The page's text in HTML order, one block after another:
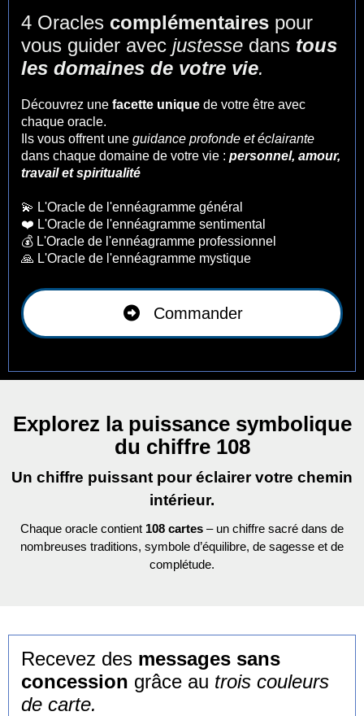
4 Oracles complémentaires pour
vous guider avec justesse dans tous
les domaines de votre vie.
Découvrez une facette unique de votre être avec
chaque oracle.
Ils vous offrent une guidance profonde et éclairante
dans chaque domaine de votre vie : personnel, amour,
travail et spiritualité
💫 L'Oracle de l'ennéagramme général
❤️ L'Oracle de l'ennéagramme sentimental
💰 L'Oracle de l'ennéagramme professionnel
🙏 L'Oracle de l'ennéagramme mystique
Commander
Explorez la puissance symbolique
du chiffre 108
Un chiffre puissant pour éclairer votre chemin
intérieur.
Chaque oracle contient 108 cartes – un chiffre sacré dans de
nombreuses traditions, symbole d’équilibre, de sagesse et de
complétude.
Recevez des messages sans
concession grâce au trois couleurs
de carte.